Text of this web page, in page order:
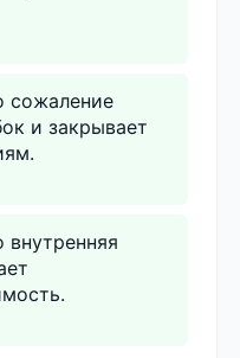
сожаление
и закрывает
внутренняя